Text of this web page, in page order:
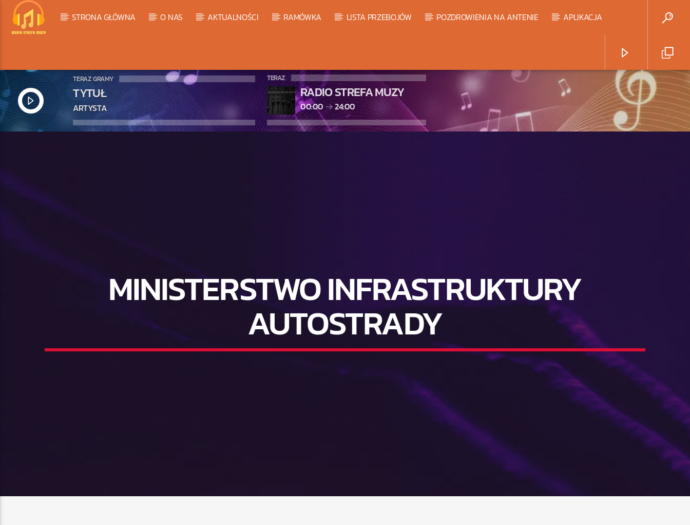
STRONA GŁÓWNA O NAS AKTUALNOŚCI RAMÓWKA LISTA PRZEBOJÓW POZDROWIENIA NA ANTENIE APLIKACJA
TERAZ GRAMY
TYTUŁ
ARTYSTA
TERAZ
RADIO STREFA MUZY
00:00 24:00
MINISTERSTWO INFRASTRUKTURY
AUTOSTRADY